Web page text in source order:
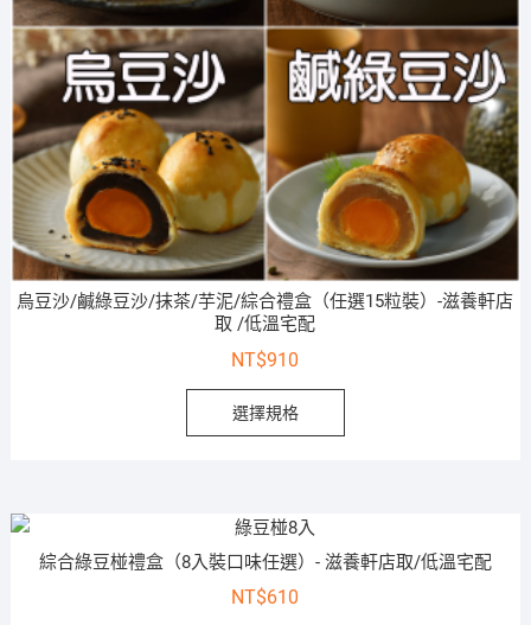
烏豆沙/鹹綠豆沙/抹茶/芋泥/綜合禮盒（任選15粒裝）-滋養軒店
取 /低溫宅配
NT$910
選擇規格
綜合綠豆椪禮盒（8入裝口味任選）- 滋養軒店取/低溫宅配
NT$610